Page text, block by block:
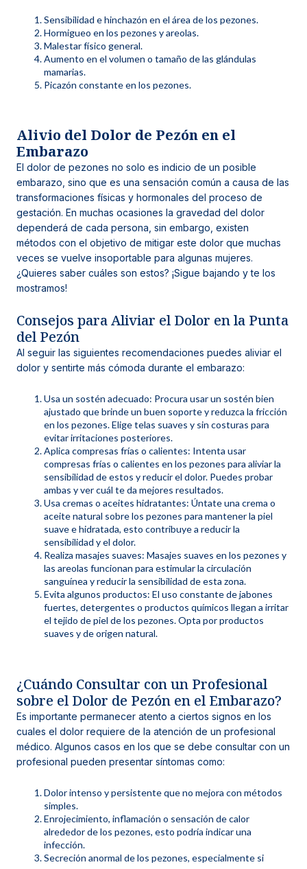
Sensibilidad e hinchazón en el área de los pezones.
Hormigueo en los pezones y areolas.
Malestar físico general.
Aumento en el volumen o tamaño de las glándulas
mamarias.
Picazón constante en los pezones.
Alivio del Dolor de Pezón en el
Embarazo
El dolor de pezones no solo es indicio de un posible
embarazo, sino que es una sensación común a causa de las
transformaciones físicas y hormonales del proceso de
gestación. En muchas ocasiones la gravedad del dolor
dependerá de cada persona, sin embargo, existen
métodos con el objetivo de mitigar este dolor que muchas
veces se vuelve insoportable para algunas mujeres.
¿Quieres saber cuáles son estos? ¡Sigue bajando y te los
mostramos!
Consejos para Aliviar el Dolor en la Punta
del Pezón
Al seguir las siguientes recomendaciones puedes aliviar el
dolor y sentirte más cómoda durante el embarazo:
Usa un sostén adecuado: Procura usar un sostén bien
ajustado que brinde un buen soporte y reduzca la fricción
en los pezones. Elige telas suaves y sin costuras para
evitar irritaciones posteriores.
Aplica compresas frías o calientes: Intenta usar
compresas frías o calientes en los pezones para aliviar la
sensibilidad de estos y reducir el dolor. Puedes probar
ambas y ver cuál te da mejores resultados.
Usa cremas o aceites hidratantes: Úntate una crema o
aceite natural sobre los pezones para mantener la piel
suave e hidratada, esto contribuye a reducir la
sensibilidad y el dolor.
Realiza masajes suaves: Masajes suaves en los pezones y
las areolas funcionan para estimular la circulación
sanguínea y reducir la sensibilidad de esta zona.
Evita algunos productos: El uso constante de jabones
fuertes, detergentes o productos químicos llegan a irritar
el tejido de piel de los pezones. Opta por productos
suaves y de origen natural.
¿Cuándo Consultar con un Profesional
sobre el Dolor de Pezón en el Embarazo?
Es importante permanecer atento a ciertos signos en los
cuales el dolor requiere de la atención de un profesional
médico. Algunos casos en los que se debe consultar con un
profesional pueden presentar síntomas como:
Dolor intenso y persistente que no mejora con métodos
simples.
Enrojecimiento, inflamación o sensación de calor
alrededor de los pezones, esto podría indicar una
infección.
Secreción anormal de los pezones, especialmente si